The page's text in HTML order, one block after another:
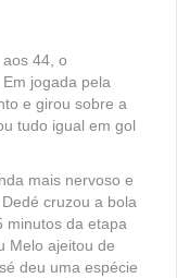
44, o
jogada pela
e girou sobre a
tudo igual em gol
mais nervoso e
cruzou a bola
minutos da etapa
Melo ajeitou de
deu uma espécie